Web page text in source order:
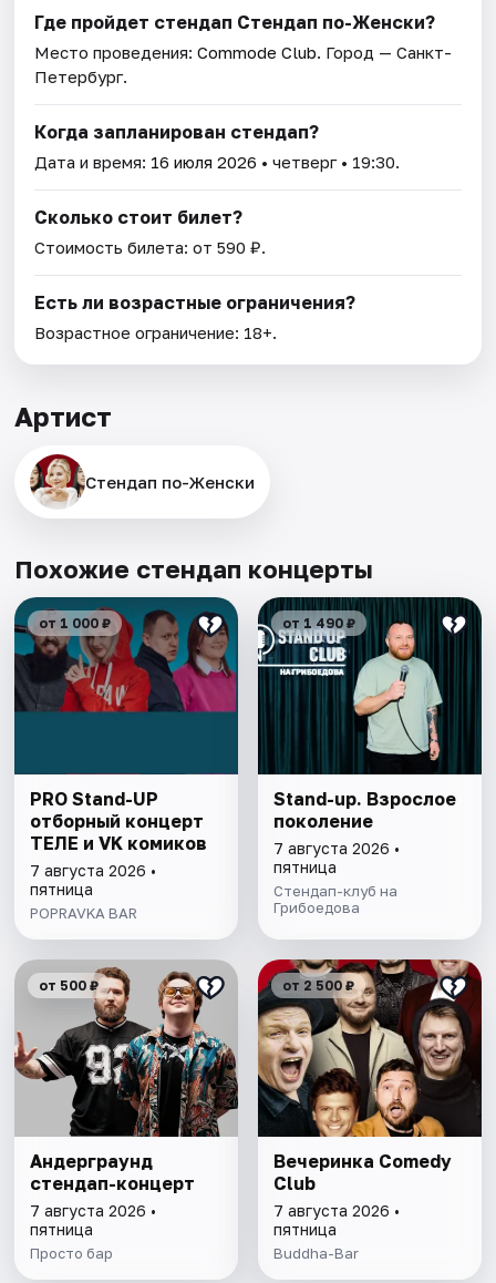
Где пройдет стендап Стендап по-Женски?
Место проведения:Commode Club. Город — Санкт-
Петербург.
Когда запланирован стендап?
Дата и время: 16 июля 2026 • четверг • 19:30.
Сколько стоит билет?
Стоимость билета: от 590 ₽.
Есть ли возрастные ограничения?
Возрастное ограничение: 18+.
Артист
Стендап по-Женски
Похожие стендап концерты
от 1 000 ₽
PRO Stand-UP
отборный концерт
ТЕЛЕ и VK комиков
7 августа 2026 •
пятница
POPRAVKA BAR
от 1 490 ₽
Stand-up. Взрослое
поколение
7 августа 2026 •
пятница
Стендап-клуб на
Грибоедова
от 500 ₽
Андерграунд
стендап-концерт
7 августа 2026 •
пятница
Просто бар
от 2 500 ₽
Вечеринка Comedy
Club
7 августа 2026 •
пятница
Buddha-Bar